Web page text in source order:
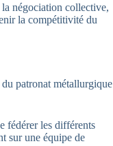
négociation collective,
la compétitivité du
patronat métallurgique
fédérer les différents
sur une équipe de